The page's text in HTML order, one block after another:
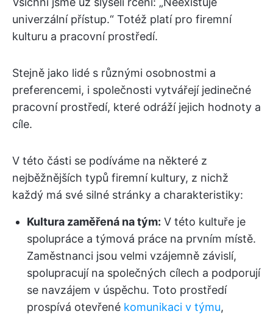
univerzální přístup.“ Totéž platí pro firemní
kulturu a pracovní prostředí.
Stejně jako lidé s různými osobnostmi a
preferencemi, i společnosti vytvářejí jedinečné
pracovní prostředí, které odráží jejich hodnoty a
cíle.
V této části se podíváme na některé z
nejběžnějších typů firemní kultury, z nichž
každý má své silné stránky a charakteristiky:
Kultura zaměřená na tým: V této kultuře je
spolupráce a týmová práce na prvním místě.
Zaměstnanci jsou velmi vzájemně závislí,
spolupracují na společných cílech a podporují
se navzájem v úspěchu. Toto prostředí
prospívá otevřené komunikaci v týmu,